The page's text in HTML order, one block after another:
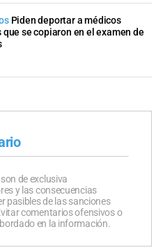
Piden deportar a médicos
se copiaron en el examen de
de exclusiva
y las consecuencias
pasibles de las sanciones
comentarios ofensivos o
en la información.